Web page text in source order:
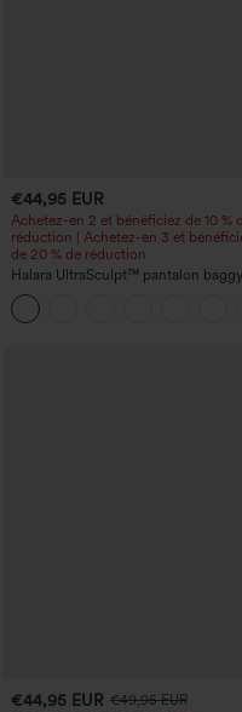
€44,95 EUR
Achetez-en 2 et bénéficiez de 10 %
réduction | Achetez-en 3 et
de 20 % de réduction
Halara UltraSculpt™ pantalon
yoga taille haute à effet gainant pour
ventre, à rayures color block, avec
poches
€44,95 EUR €49,95 EUR